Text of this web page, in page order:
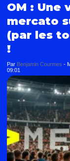
OM : Une
mercato
(par les
!
Par Benjamin Courmes -
09:01